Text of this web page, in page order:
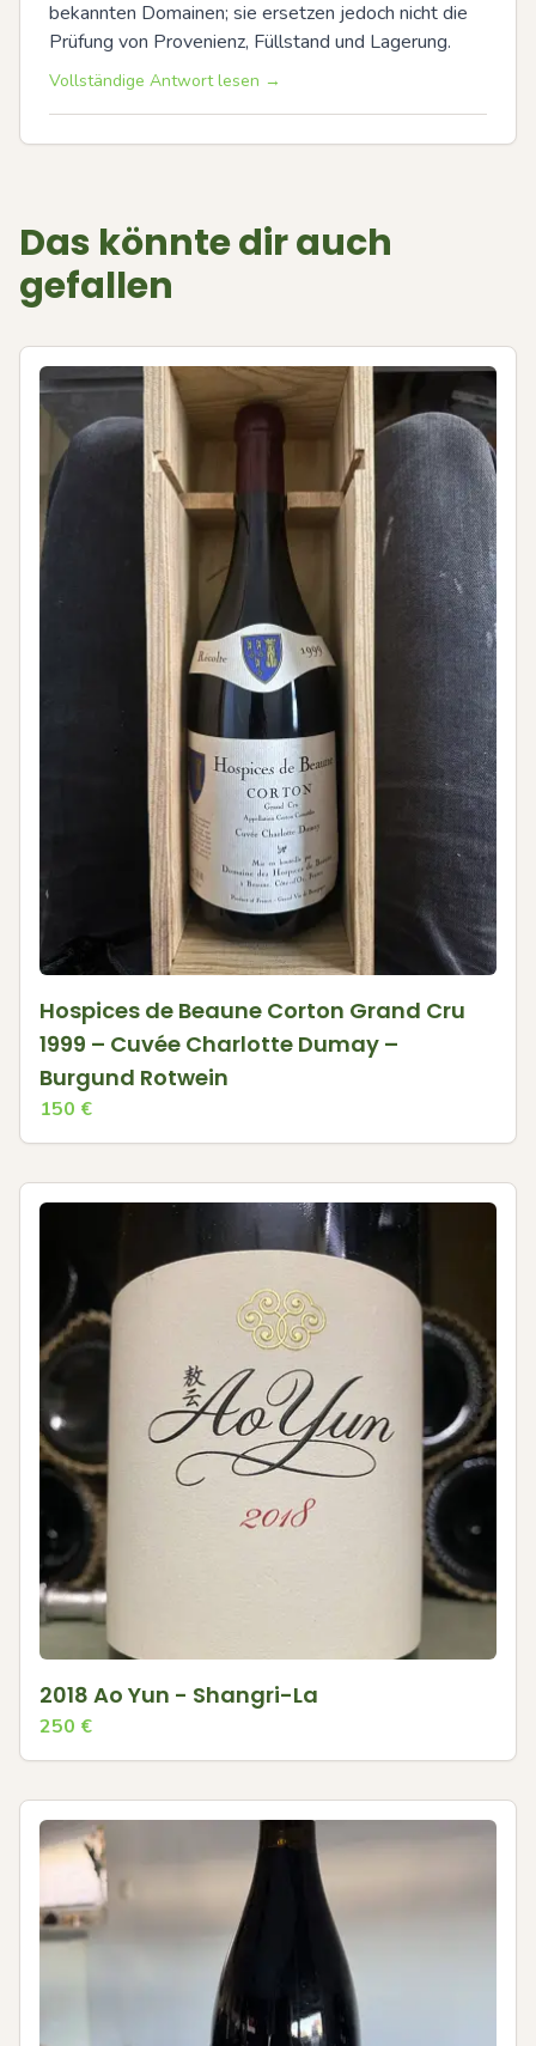
bekannten Domainen; sie ersetzen jedoch nicht die
Prüfung von Provenienz, Füllstand und Lagerung.
Vollständige Antwort lesen →
Das könnte dir auch
gefallen
Hospices de Beaune Corton Grand Cru
1999 – Cuvée Charlotte Dumay –
Burgund Rotwein
150 €
2018 Ao Yun - Shangri-La
250 €